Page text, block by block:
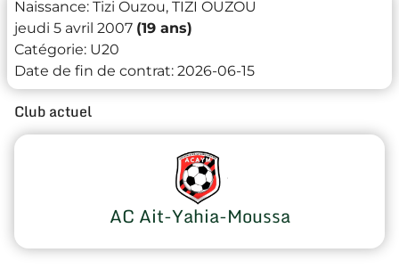
Naissance: Tizi Ouzou, TIZI OUZOU
jeudi 5 avril 2007 (19 ans)
Catégorie: U20
Date de fin de contrat: 2026-06-15
Club actuel
AC Ait-Yahia-Moussa